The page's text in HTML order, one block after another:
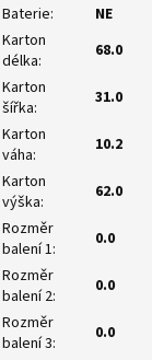
Baterie:
NE
Karton
délka:
68.0
Karton
šířka:
31.0
Karton
váha:
10.2
Karton
výška:
62.0
Rozměr
balení 1:
0.0
Rozměr
balení 2:
0.0
Rozměr
balení 3:
0.0